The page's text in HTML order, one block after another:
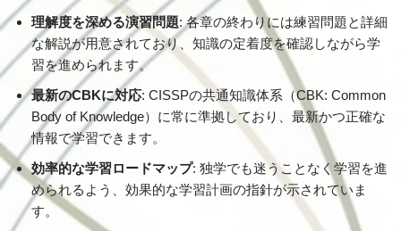
理解度を深める演習問題: 各章の終わりには練習問題と詳細
な解説が用意されており、知識の定着度を確認しながら学
習を進められます。
最新のCBKに対応: CISSPの共通知識体系（CBK: Common
Body of Knowledge）に常に準拠しており、最新かつ正確な
情報で学習できます。
効率的な学習ロードマップ: 独学でも迷うことなく学習を進
められるよう、効果的な学習計画の指針が示されていま
す。